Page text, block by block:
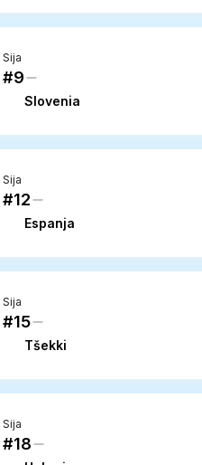
Sija
#9
Slovenia
Sija
#12
Espanja
Sija
#15
Tšekki
Sija
#18